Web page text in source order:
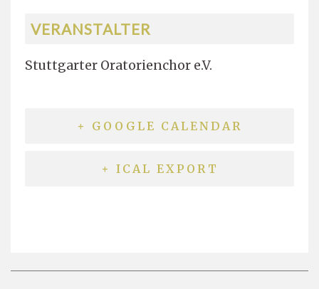
VERANSTALTER
Stuttgarter Oratorienchor e.V.
+ GOOGLE CALENDAR
+ ICAL EXPORT